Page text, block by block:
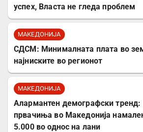
успех, Власта не гледа проблем
МАКЕДОНИЈА
СДСМ: Минималната плата во
најниските во регионот
МАКЕДОНИЈА
Алармантен демографски тренд:
првачиња во Македонија
5.000 во однос на лани